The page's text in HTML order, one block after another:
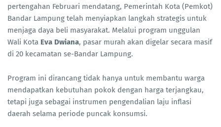
pertengahan Februari mendatang, Pemerintah Kota (Pemkot)
Bandar Lampung telah menyiapkan langkah strategis untuk
menjaga daya beli masyarakat. Melalui program unggulan
Wali Kota Eva Dwiana, pasar murah akan digelar secara masif
di 20 kecamatan se-Bandar Lampung.
Program ini dirancang tidak hanya untuk membantu warga
mendapatkan kebutuhan pokok dengan harga terjangkau,
tetapi juga sebagai instrumen pengendalian laju inflasi
daerah selama periode puncak konsumsi.